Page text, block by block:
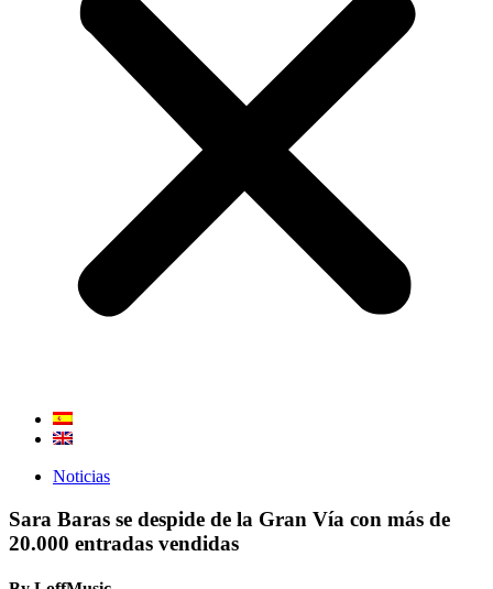
Noticias
Sara Baras se despide de la Gran Vía con más de
20.000 entradas vendidas